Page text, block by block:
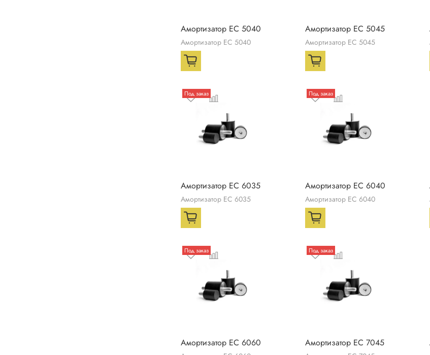
Амортизатор ЕС 5040
Амортизатор ЕС 5040
Амортизатор ЕС 5045
Амортизатор ЕС 5045
Под заказ
Амортизатор ЕС 6035
Амортизатор ЕС 6035
Под заказ
Амортизатор ЕС 6040
Амортизатор ЕС 6040
Под заказ
Амортизатор ЕС 6060
Под заказ
Амортизатор ЕС 7045